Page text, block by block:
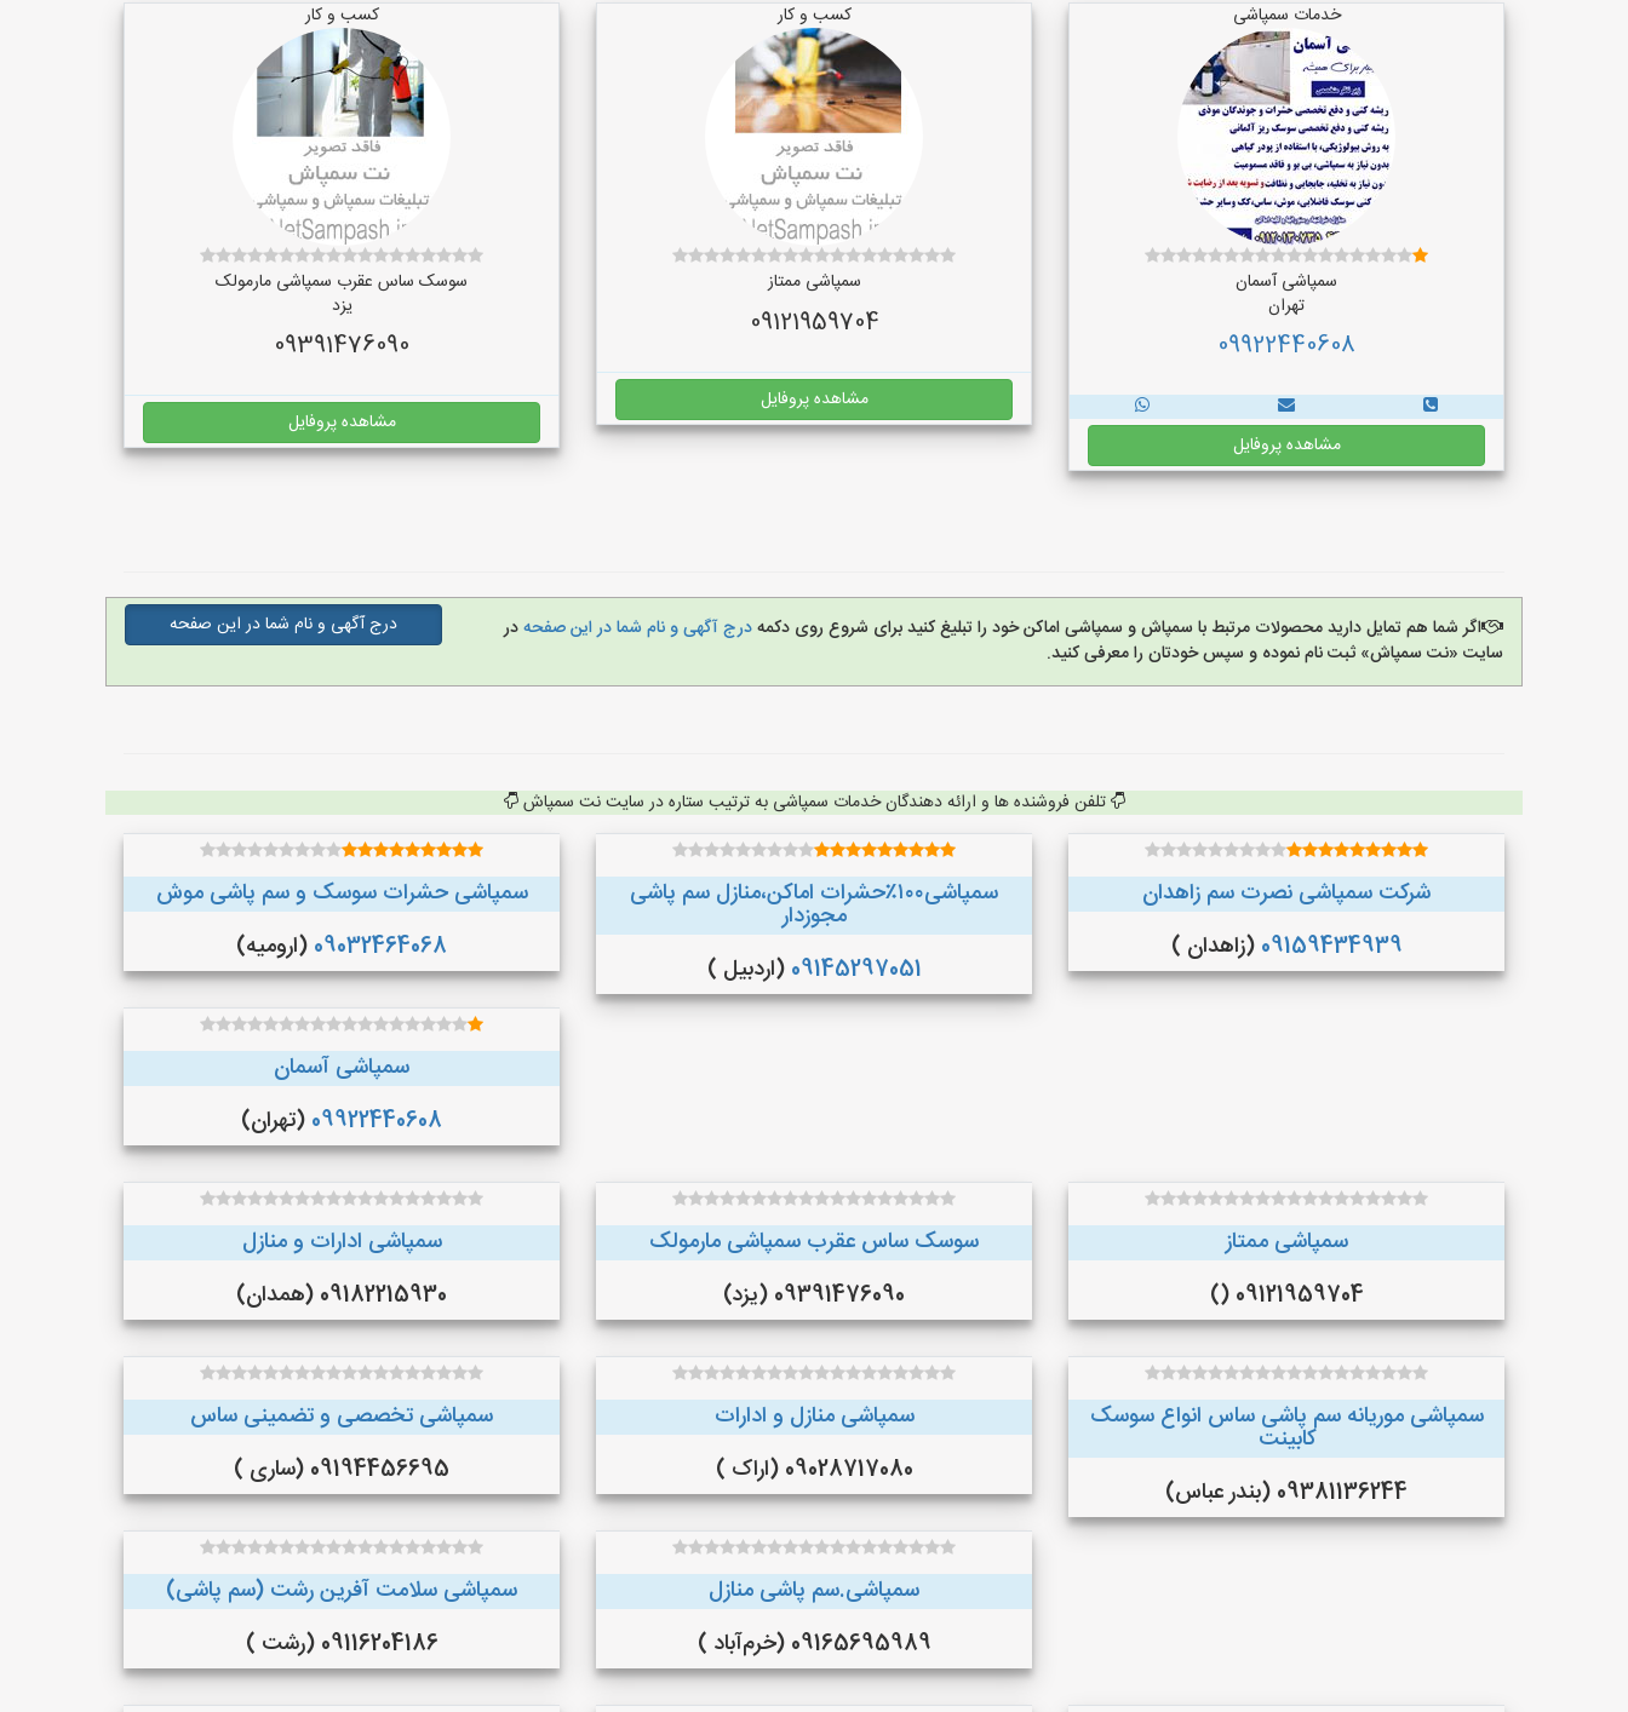
خدمات سمپاشی
سمپاشی آسمان
تهران
09922440608
مشاهده پروفایل
کسب و کار
سمپاشی ممتاز
09121959704
مشاهده پروفایل
کسب و کار
سوسک ساس عقرب سمپاشی مارمولک
یزد
09391476090
مشاهده پروفایل
اگر شما هم تمایل دارید محصولات مرتبط با سمپاش و سمپاشی اماکن خود را تبلیغ کنید برای شروع روی دکمهدرج آگهی و نام شما در این صفحهدر
سایت «نت سمپاش» ثبت نام نموده و سپس خودتان را معرفی کنید.
درج آگهی و نام شما در این صفحه
تلفن فروشنده ها و ارائه دهندگان خدمات سمپاشی به ترتیب ستاره در سایت نت سمپاش
شرکت سمپاشی نصرت سم زاهدان
09159434939 (زاهدان )
سمپاشی۱۰۰٪حشرات اماکن،منازل سم پاشی
مجوزدار
09145297051 (اردبیل )
سمپاشی حشرات سوسک و سم پاشی موش
09032464068 (ارومیه)
سمپاشی آسمان
09922440608 (تهران)
سمپاشی ممتاز
09121959704 ()
سوسک ساس عقرب سمپاشی مارمولک
09391476090 (یزد)
سمپاشی ادارات و منازل
09182215930 (همدان)
سمپاشی موریانه سم پاشی ساس انواع سوسک
کابینت
09381136244 (بندر عباس)
سمپاشی منازل و ادارات
09028717080 (اراک )
سمپاشی تخصصی و تضمینی ساس
09194456695 (ساری )
سمپاشی.سم پاشی منازل
09165695989 (خرم‌آباد )
سمپاشی سلامت آفرین رشت (سم پاشی)
09116204186 (رشت )